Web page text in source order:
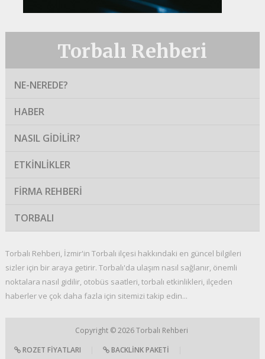
Torbalı Rehberi
NE-NEREDE?
HABER
NASIL GIDILIR?
ETKINLIKLER
FIRMA REHBERI
TORBALI
Torbalı Rehberi, İzmir'in Torbalı ilçesi hakkındaki en güncel bilgileri
sizler için bir araya getirir. Torbalı'da ulaşım nasıl sağlanır, önemli
noktalara nasıl gidilir, otobüs saatleri, torbalı etkinlikleri, ilçeden
haberler ve çok daha fazla için sitemizi takip edin...
Copyright © 2026Torbalı Rehberi
ROZET FIYATLARI
BACKLINK PAKETI